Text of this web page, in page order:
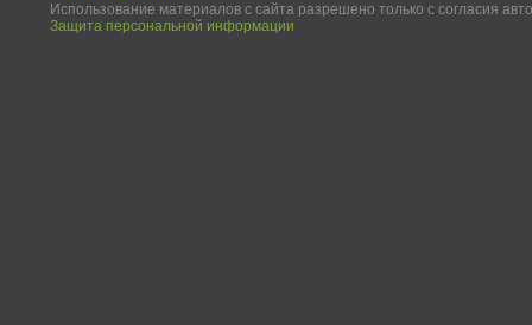
Использование материалов с сайта разрешено только с согласия
Защита персональной информации